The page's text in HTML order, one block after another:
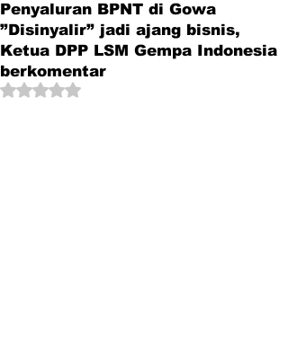
Penyaluran BPNT di Gowa
”Disinyalir” jadi ajang bisnis,
Ketua DPP LSM Gempa Indonesia
berkomentar
Dinilai NaN dari 5 bintang.